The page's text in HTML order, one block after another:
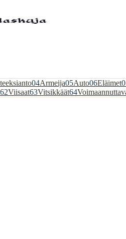
04Armeija05Auto06Eläimet
62Viisaat63Vitsikkäät64